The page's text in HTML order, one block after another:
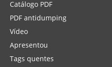
Catálogo PDF
PDF antidumping
Vídeo
Apresentou
Tags quentes